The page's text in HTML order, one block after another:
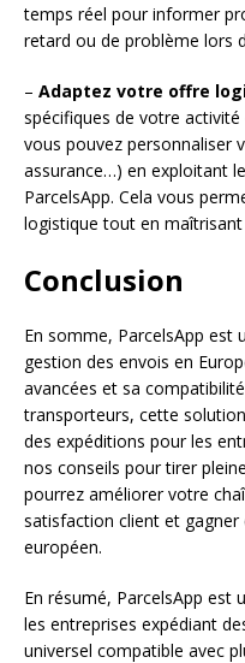
temps réel pour informer
retard ou de problème lors
– Adaptez votre offre
spécifiques de votre
vous pouvez personnaliser
assurance…) en exploitant
ParcelsApp. Cela vous
logistique tout en
Conclusion
En somme, ParcelsApp est
gestion des envois en
avancées et sa
transporteurs, cette
des expéditions pour les
nos conseils pour tirer
pourrez améliorer votre
satisfaction client et
européen.
En résumé, ParcelsApp
les entreprises expédiant
universel compatible avec